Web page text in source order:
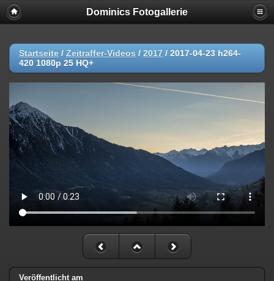
Dominics Fotogallerie
Startseite / Zeitraffer-Videos / 2017 / 2017-04-23 h264-
420 1080p 25 HQ+
Veröffentlicht am